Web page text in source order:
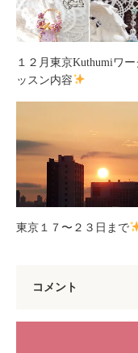
１２月東京Kuthumiワ
ッスン内容
東京１７〜２３日まで
コメント